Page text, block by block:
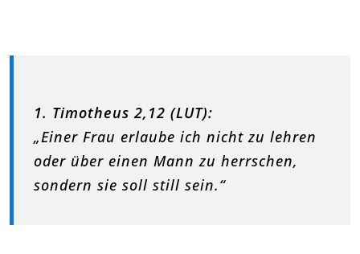
1. Timotheus 2,12 (LUT):
„Einer Frau erlaube ich nicht zu lehren
oder über einen Mann zu herrschen,
sondern sie soll still sein.“